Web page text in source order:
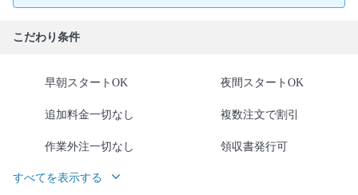
こだわり条件
早朝スタートOK 夜間スタートOK
追加料金一切なし 複数注文で割引
作業外注一切なし 領収書発行可
すべてを表示する